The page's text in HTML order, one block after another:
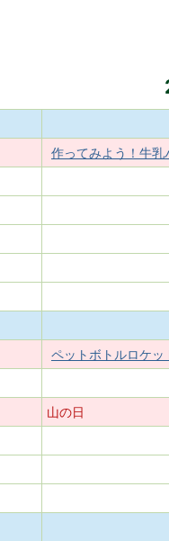
作ってみよう！牛
ペットボトルロケッ
山の日